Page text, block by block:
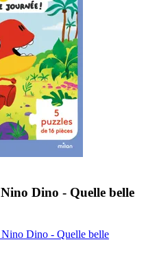
Dino - Quelle belle
Dino - Quelle belle